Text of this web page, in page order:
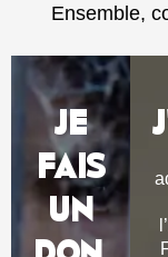
Ensemble,
JE
FAIS
UN